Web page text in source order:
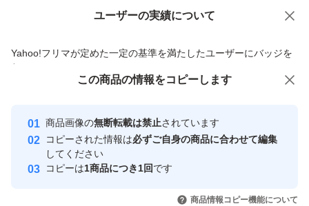
ユーザーの実績について
Yahoo!フリマが定めた一定の基準を満たしたユーザーにバッジを
付与しています
安心取引出品者
心・安全なユーザーです
取引実績
引を完了させた実績があります
価格の相談 商品への質問
この商品の情報をコピーします
商品画像の無断転載は禁止されています
コピーされた情報は必ずご自身の商品に合わせて編集
してください
コピーは1商品につき1回です
商品情報コピー機能について
この商品をみている人にオススメ